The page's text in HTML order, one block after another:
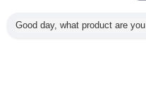
Good day, what product are